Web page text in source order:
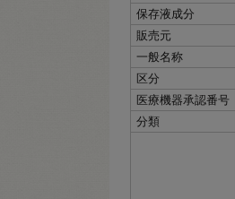
保存液成分
販売元
一般名称
区分
医療機器承認番号
分類